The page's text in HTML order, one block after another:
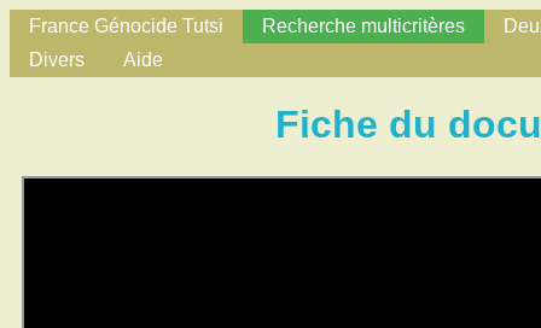
France Génocide Tutsi Recherche multicritères
Divers
Aide
Fiche du